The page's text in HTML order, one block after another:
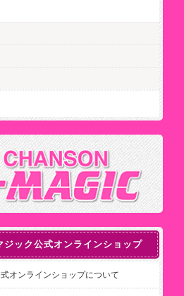
ジック公式オンラインショップ
オンラインショップについて